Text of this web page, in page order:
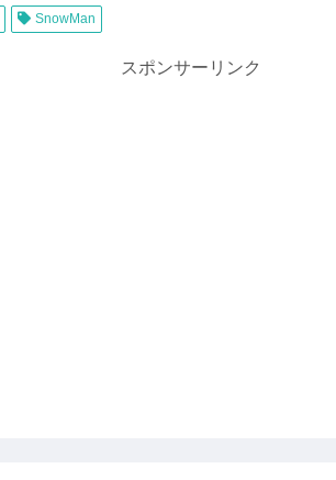
SnowMan
スポンサーリンク